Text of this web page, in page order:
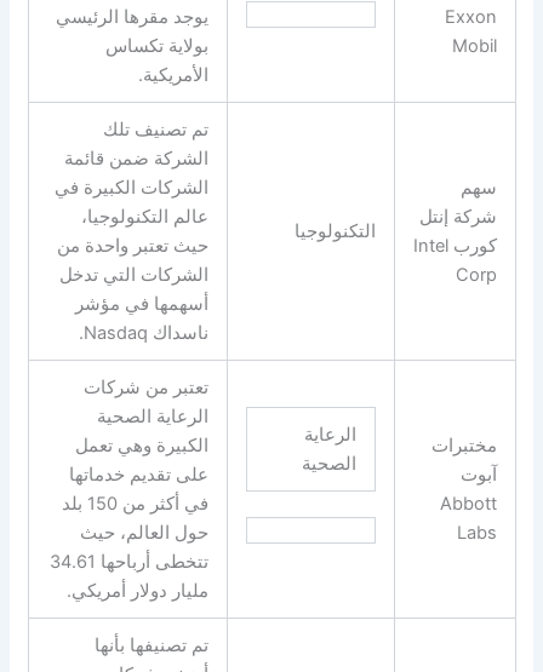
Exxon
Mobil
يوجد مقرها الرئيسي
بولاية تكساس
الأمريكية.
سهم
شركة إنتل
كورب Intel
Corp
التكنولوجيا
تم تصنيف تلك
الشركة ضمن قائمة
الشركات الكبيرة في
عالم التكنولوجيا،
حيث تعتبر واحدة من
الشركات التي تدخل
أسهمها في مؤشر
ناسداك Nasdaq.
مختبرات
آبوت
Abbott
Labs
الرعاية
الصحية
تعتبر من شركات
الرعاية الصحية
الكبيرة وهي تعمل
على تقديم خدماتها
في أكثر من 150 بلد
حول العالم، حيث
تتخطى أرباحها 34.61
مليار دولار أمريكي.
تم تصنيفها بأنها